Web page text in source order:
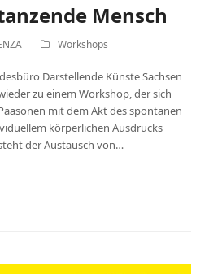
Mensch
Workshops
Darstellende Künste Sachsen
zu einem Workshop, der sich
mit dem Akt des spontanen
körperlichen Ausdrucks
der Austausch von…